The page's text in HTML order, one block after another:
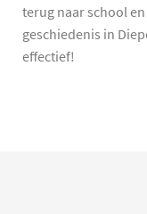
terug naar school
geschiedenis in
effectief!